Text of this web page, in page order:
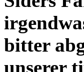
bitter
unserer